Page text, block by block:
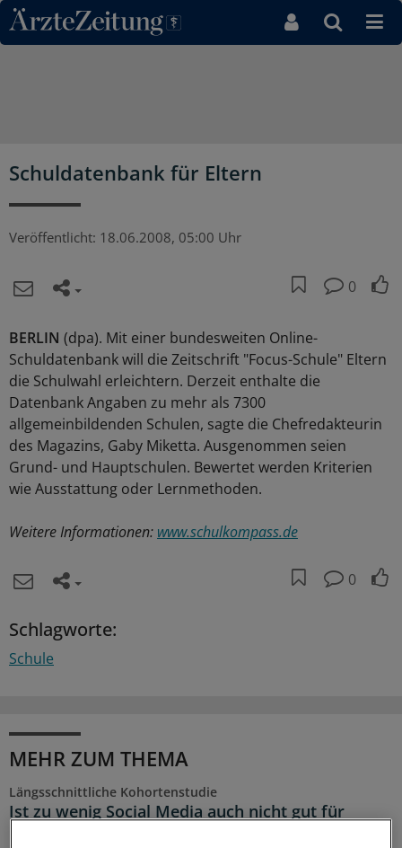
Direkt zum Inhaltsbereich
Schuldatenbank für Eltern
Veröffentlicht: 18.06.2008, 05:00 Uhr
0
BERLIN (dpa). Mit einer bundesweiten Online-
Schuldatenbank will die Zeitschrift "Focus-Schule" Eltern
die Schulwahl erleichtern. Derzeit enthalte die
Datenbank Angaben zu mehr als 7300
allgemeinbildenden Schulen, sagte die Chefredakteurin
des Magazins, Gaby Miketta. Ausgenommen seien
Grund- und Hauptschulen. Bewertet werden Kriterien
wie Ausstattung oder Lernmethoden.
Weitere Informationen: www.schulkompass.de
0
Schlagworte:
Schule
MEHR ZUM THEMA
Längsschnittliche Kohortenstudie
Ist zu wenig Social Media auch nicht gut für